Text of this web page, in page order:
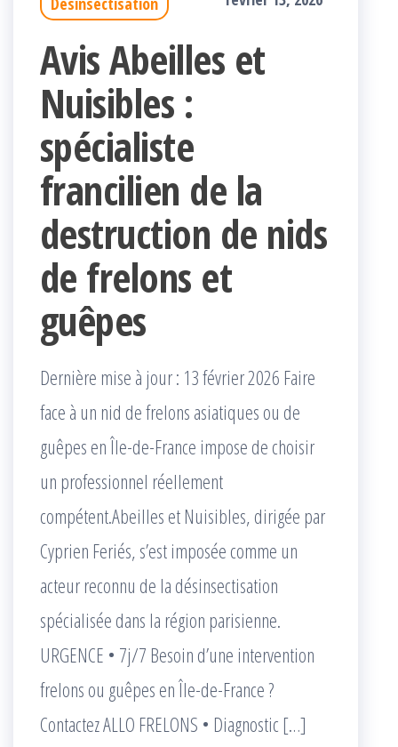
Avis Abeilles et
Nuisibles :
spécialiste
francilien de la
destruction de nids
de frelons et
guêpes
Dernière mise à jour : 13 février 2026 Faire
face à un nid de frelons asiatiques ou de
guêpes en Île-de-France impose de choisir
un professionnel réellement
compétent.Abeilles et Nuisibles, dirigée par
Cyprien Feriés, s’est imposée comme un
acteur reconnu de la désinsectisation
spécialisée dans la région parisienne.
URGENCE • 7j/7 Besoin d’une intervention
frelons ou guêpes en Île-de-France ?
Contactez ALLO FRELONS • Diagnostic […]